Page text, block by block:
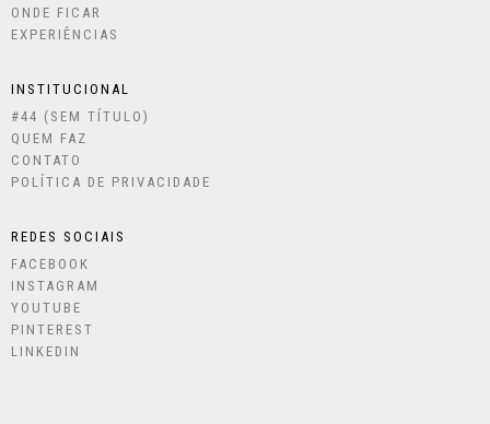
ONDE FICAR
EXPERIÊNCIAS
INSTITUCIONAL
#44 (SEM TÍTULO)
QUEM FAZ
CONTATO
POLÍTICA DE PRIVACIDADE
REDES SOCIAIS
FACEBOOK
INSTAGRAM
YOUTUBE
PINTEREST
LINKEDIN